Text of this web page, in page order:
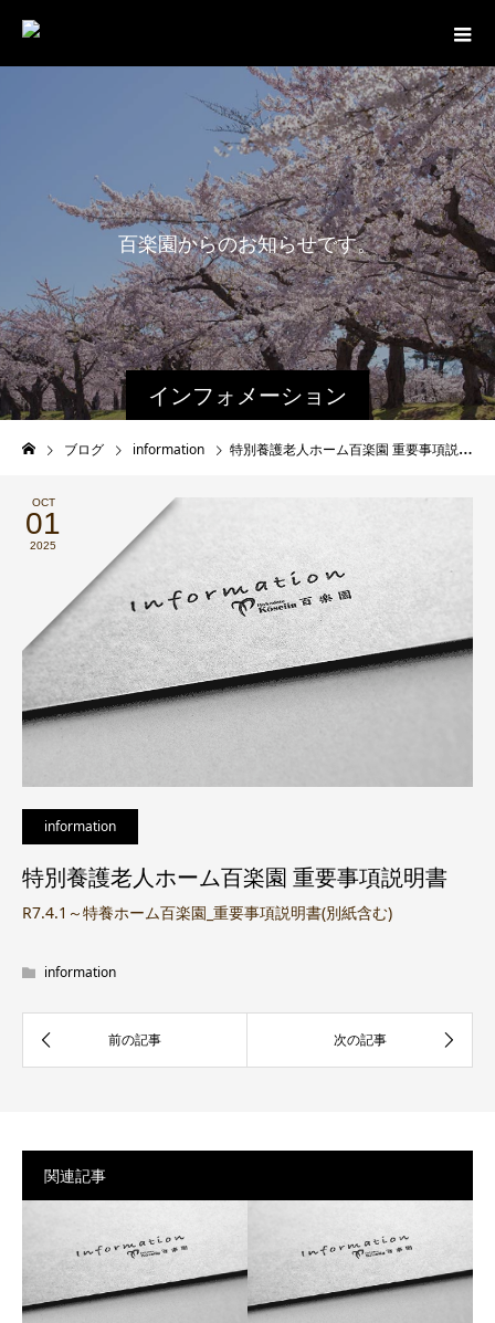
インフォメーション
百楽園からのお知らせです。
ブログ information 特別養護老人ホーム百楽園 重要事項説明書
OCT
01
2025
information
特別養護老人ホーム百楽園 重要事項説明書
R7.4.1～特養ホーム百楽園_重要事項説明書(別紙含む)
information
関連記事